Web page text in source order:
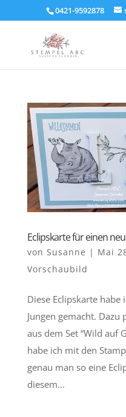
0421-9592878
Eclipskarte für einen
von Susanne | Mai
Vorschaubild
Diese Eclipskarte
Jungen gemacht. Dazu
aus dem Set “Wild auf
habe ich mit den
genau man so eine
diesem...